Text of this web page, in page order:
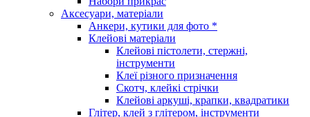
Аксесуари, матеріали
Анкери, кутики для фото *
Клейові матеріали
Клейові пістолети, стержні,
інструменти
Клеї різного призначення
Скотч, клейкі стрічки
Клейові аркуші, крапки, квадратики
Глітер, клей з глітером, інструменти